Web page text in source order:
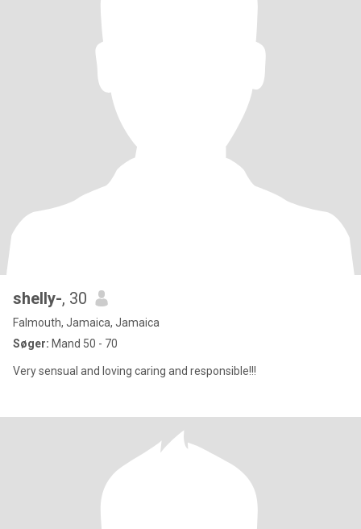
shelly-, 30
Falmouth, Jamaica, Jamaica
Søger: Mand 50 - 70
Very sensual and loving caring and responsible!!!